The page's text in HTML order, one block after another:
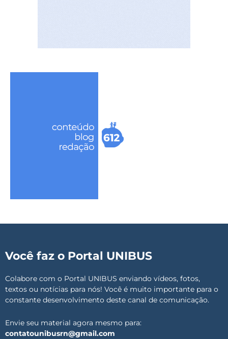
Você faz o Portal UNIBUS
Colabore com o Portal UNIBUS enviando vídeos, fotos,
textos ou notícias para nós! Você é muito importante para o
constante desenvolvimento deste canal de comunicação.
Envie seu material agora mesmo para:
contatounibusrn@gmail.com